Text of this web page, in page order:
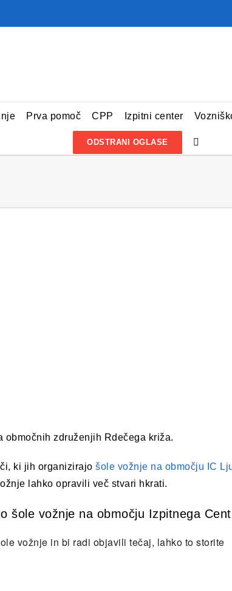
Prva pomoč CPP Izpitni center
ODSTRANI OGLASE
združenjih Rdečega križa.
ki jih organizirajošole vožnje na območju IC
lahko opravili več stvari hkrati.
šole vožnje na območju Izpitnega
vožnje in bi radi objavili tečaj, lahko to storite